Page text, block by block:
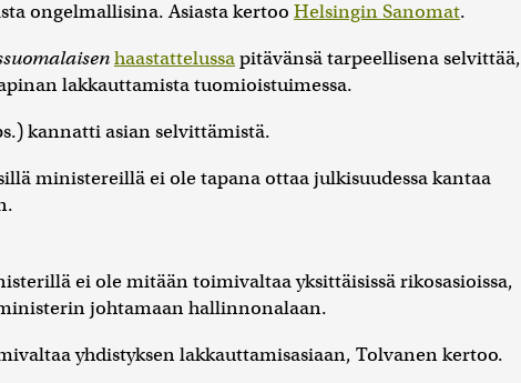
ongelmallisina. Asiasta kertoo Helsingin Sanomat.
haastattelussapitävänsä tarpeellisena selvittää,
lakkauttamista tuomioistuimessa.
kannatti asian selvittämistä.
ministereillä ei ole tapana ottaa julkisuudessa kantaa
ei ole mitään toimivaltaa yksittäisissä rikosasioissa,
johtamaan hallinnonalaan.
yhdistyksen lakkauttamisasiaan, Tolvanen kertoo.